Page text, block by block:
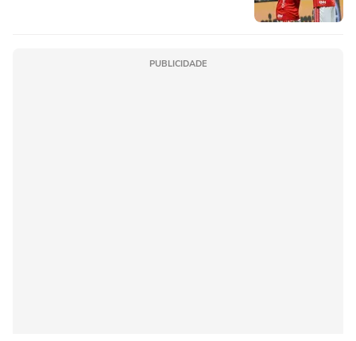
PUBLICIDADE